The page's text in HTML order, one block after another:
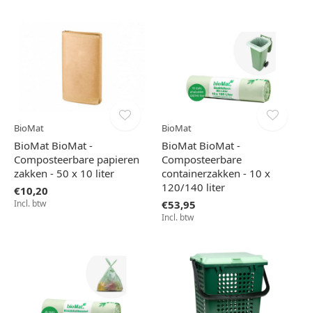
BioMat
BioMat BioMat -
Composteerbare papieren
zakken - 50 x 10 liter
€10,20
Incl. btw
BioMat
BioMat BioMat -
Composteerbare
containerzakken - 10 x
120/140 liter
€53,95
Incl. btw